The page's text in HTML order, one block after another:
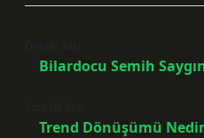
Önceki Yazı
Bilardocu Semih
Sonraki Yazı
Trend Dönüşümü Nedir